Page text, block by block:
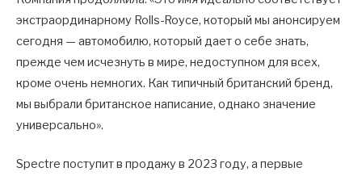
экстраординарному Rolls-Royce, который мы анонсируем
сегодня — автомобилю, который дает о себе знать,
прежде чем исчезнуть в мире, недоступном для всех,
кроме очень немногих. Как типичный британский бренд,
мы выбрали британское написание, однако значение
универсально».
Spectre поступит в продажу в 2023 году, а первые